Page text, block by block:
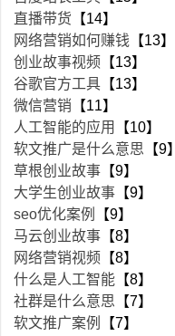
直播带货 【14】
网络营销如何赚钱 【13】
创业故事视频 【13】
谷歌官方工具 【13】
微信营销 【11】
人工智能的应用
【10】
软文推广是什么意思 【9】
草根创业故事 【9】
大学生创业故事 【9】
seo优化案例
【9】
马云创业故事 【8】
网络营销视频 【8】
什么是人工智能 【8】
社群是什么意思 【7】
软文推广案例
【7】